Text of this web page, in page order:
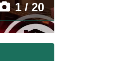
1 / 20